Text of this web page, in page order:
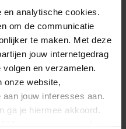
en analytische cookies.
om de communicatie
te maken. Met deze
jouw internetgedrag
volgen en verzamelen.
onze website,
jouw interesses aan.
ga je hiermee akkoord.
- 33cm
- 37cm
- 40cm